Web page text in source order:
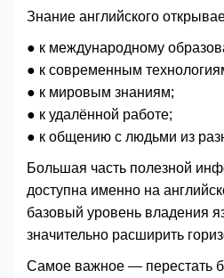
Знание английского
● к международному
● к современным
● к мировым знаниям;
● к удалённой работе;
● к общению с людьми из
Большая часть полезной
доступна именно на
базовый уровень владения
значительно расширить
Самое важное — перестать